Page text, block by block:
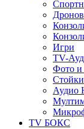
Игри
TV-
Фото и
Стойки
Аудио
TV БОКС